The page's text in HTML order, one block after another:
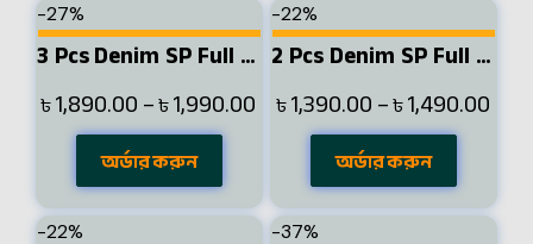
-27%
3 Pcs Denim SP Full Sleeve Shirt- Black+Light Sky+Navy
৳1,890.00–৳1,990.00
অর্ডার করুন
-22%
2 Pcs Denim SP Full Sleeve Shirt-Light Sky+ Black
৳1,390.00–৳1,490.00
অর্ডার করুন
-22% -37%